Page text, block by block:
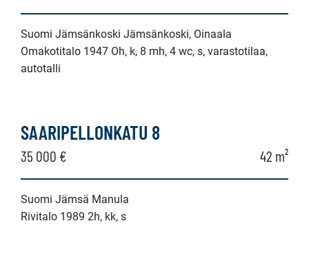
Suomi Jämsänkoski Jämsänkoski, Oinaala
Omakotitalo 1947 Oh, k, 8 mh, 4 wc, s, varastotilaa,
autotalli
SAARIPELLONKATU 8
35 000 € 42 m²
Suomi Jämsä Manula
Rivitalo 1989 2h, kk, s